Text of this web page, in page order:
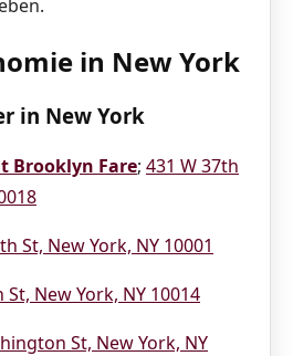
in New York
in New York
Brooklyn Fare; 431 W 37th
St, New York, NY 10001
St, New York, NY 10014
St, New York, NY